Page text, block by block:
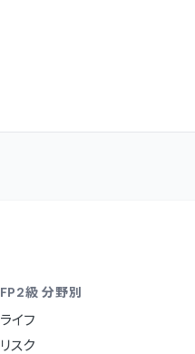
FP2級 分野別
ライフ
リスク